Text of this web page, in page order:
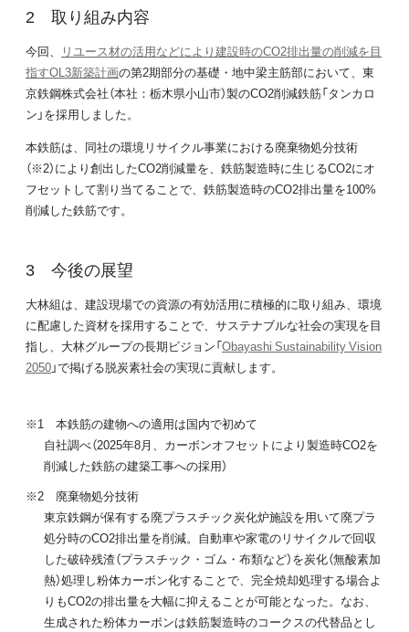
取り組み内容
今回、
リユース材の活用などにより建設時のCO2排出量の削減を目
指すOL3新築計画の第2期部分の基礎・地中梁主筋部において、東
京鉄鋼株式会社（本社：栃木県小山市）製のCO2削減鉄筋「タンカロ
ン」を採用しました。
本鉄筋は、同社の環境リサイクル事業における廃棄物処分技術
（※2）により創出したCO2削減量を、鉄筋製造時に生じるCO2にオ
フセットして割り当てることで、鉄筋製造時のCO2排出量を100%
削減した鉄筋です。
今後の展望
大林組は、建設現場での資源の有効活用に積極的に取り組み、環境
に配慮した資材を採用することで、サステナブルな社会の実現を目
指し、大林グループの長期ビジョン「Obayashi Sustainability Vision
2050」で掲げる脱炭素社会の実現に貢献します。
※1 本鉄筋の建物への適用は国内で初めて
自社調べ（2025年8月、カーボンオフセットにより製造時CO2を
削減した鉄筋の建築工事への採用）
※2 廃棄物処分技術
東京鉄鋼が保有する廃プラスチック炭化炉施設を用いて廃プラ
処分時のCO2排出量を削減。自動車や家電のリサイクルで回収
した破砕残渣（プラスチック・ゴム・布類など）を炭化（無酸素加
熱）処理し粉体カーボン化することで、完全焼却処理する場合よ
りもCO2の排出量を大幅に抑えることが可能となった。なお、
生成された粉体カーボンは鉄筋製造時のコークスの代替品とし